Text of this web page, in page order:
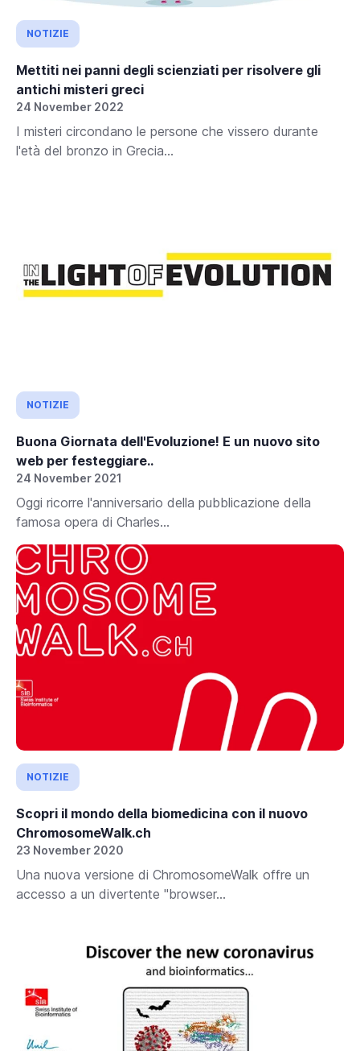
NOTIZIE
Mettiti nei panni degli scienziati per risolvere gli
antichi misteri greci
24 November 2022
I misteri circondano le persone che vissero durante
l'età del bronzo in Grecia...
NOTIZIE
Buona Giornata dell'Evoluzione! E un nuovo sito
web per festeggiare..
24 November 2021
Oggi ricorre l'anniversario della pubblicazione della
famosa opera di Charles...
NOTIZIE
Scopri il mondo della biomedicina con il nuovo
ChromosomeWalk.ch
23 November 2020
Una nuova versione di ChromosomeWalk offre un
accesso a un divertente "browser...